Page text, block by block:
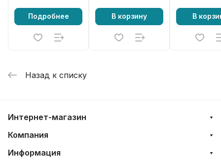
Подробнее В корзину В
Назад к списку
Интернет-магазин
Компания
Информация